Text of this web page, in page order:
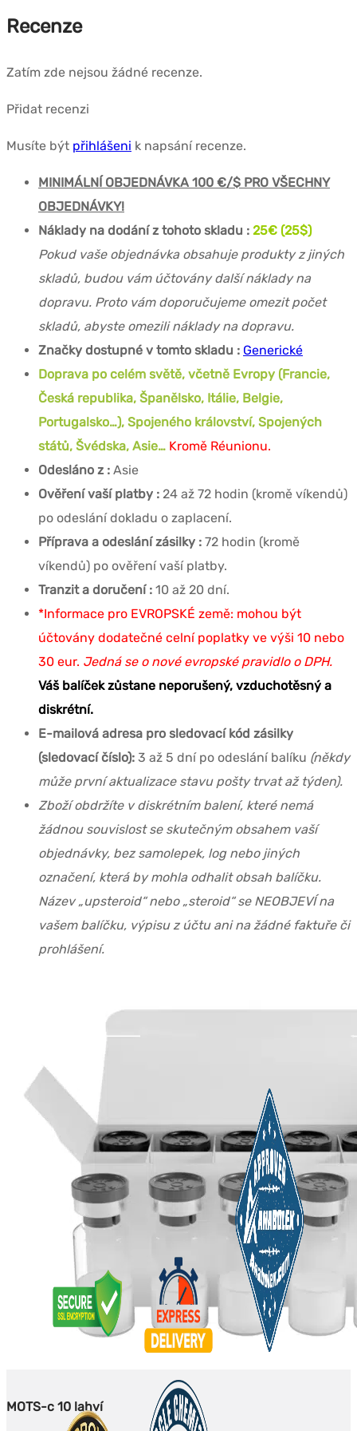
Recenze
Zatím zde nejsou žádné recenze.
Přidat recenzi
Musíte být přihlášeni k napsání recenze.
MINIMÁLNÍ OBJEDNÁVKA 100 €/$ PRO VŠECHNY
OBJEDNÁVKY!
Náklady na dodání z tohoto skladu : 25€ (25$)
Pokud vaše objednávka obsahuje produkty z jiných
skladů, budou vám účtovány další náklady na
dopravu. Proto vám doporučujeme omezit počet
skladů, abyste omezili náklady na dopravu.
Značky dostupné v tomto skladu : Generické
Doprava po celém světě, včetně Evropy (Francie,
Česká republika, Španělsko, Itálie, Belgie,
Portugalsko…), Spojeného království, Spojených
států, Švédska, Asie… Kromě Réunionu.
Odesláno z : Asie
Ověření vaší platby : 24 až 72 hodin (kromě víkendů)
po odeslání dokladu o zaplacení.
Příprava a odeslání zásilky : 72 hodin (kromě
víkendů) po ověření vaší platby.
Tranzit a doručení : 10 až 20 dní.
*Informace pro EVROPSKÉ země: mohou být
účtovány dodatečné celní poplatky ve výši 10 nebo
30 eur. Jedná se o nové evropské pravidlo o DPH.
Váš balíček zůstane neporušený, vzduchotěsný a
diskrétní.
E-mailová adresa pro sledovací kód zásilky
(sledovací číslo): 3 až 5 dní po odeslání balíku (někdy
může první aktualizace stavu pošty trvat až týden).
Zboží obdržíte v diskrétním balení, které nemá
žádnou souvislost se skutečným obsahem vaší
objednávky, bez samolepek, log nebo jiných
označení, která by mohla odhalit obsah balíčku.
Název „upsteroid“ nebo „steroid“ se NEOBJEVÍ na
vašem balíčku, výpisu z účtu ani na žádné faktuře či
prohlášení.
MOTS-c 10 lahví